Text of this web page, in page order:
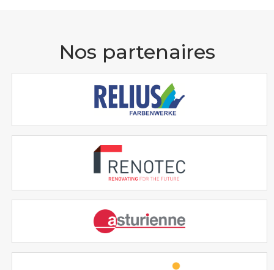
Nos partenaires